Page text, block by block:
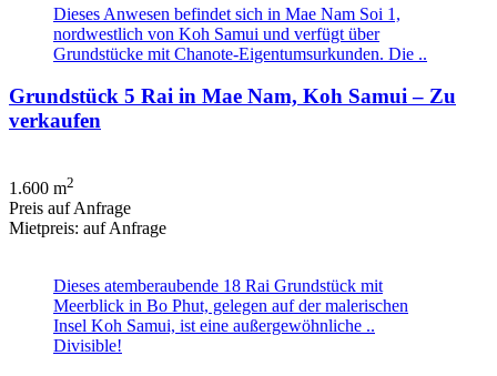
Dieses Anwesen befindet sich in Mae Nam Soi 1,
nordwestlich von Koh Samui und verfügt über
Grundstücke mit Chanote-Eigentumsurkunden. Die ..
Grundstück 5 Rai in Mae Nam, Koh Samui – Zu
verkaufen
1.600 m2
Preis auf Anfrage
Mietpreis: auf Anfrage
Dieses atemberaubende 18 Rai Grundstück mit
Meerblick in Bo Phut, gelegen auf der malerischen
Insel Koh Samui, ist eine außergewöhnliche ..
Divisible!